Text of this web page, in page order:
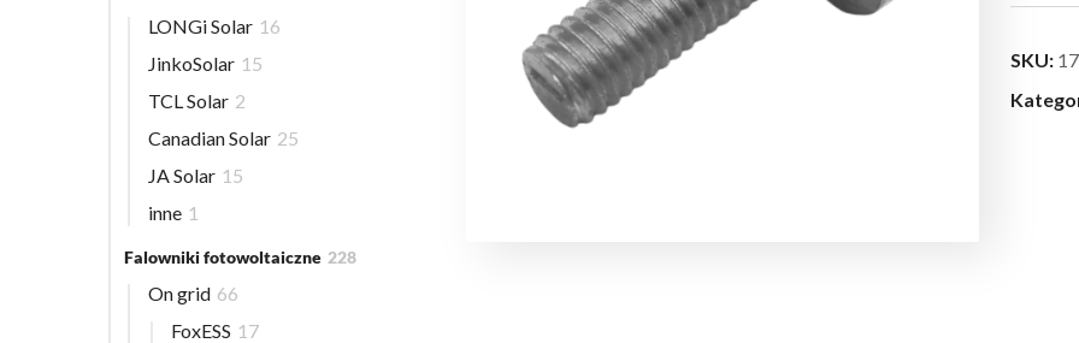
SKU:
LONGi Solar 16
JinkoSolar 15
TCL Solar 2
Canadian Solar 25
JA Solar 15
inne 1
Falowniki fotowoltaiczne 228
On grid 66
FoxESS 17